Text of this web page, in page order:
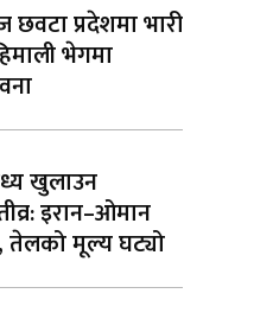
प्रदेशमा भारी
भेगमा
खुलाउन
इरान–ओमान
तेलको मूल्य घट्यो